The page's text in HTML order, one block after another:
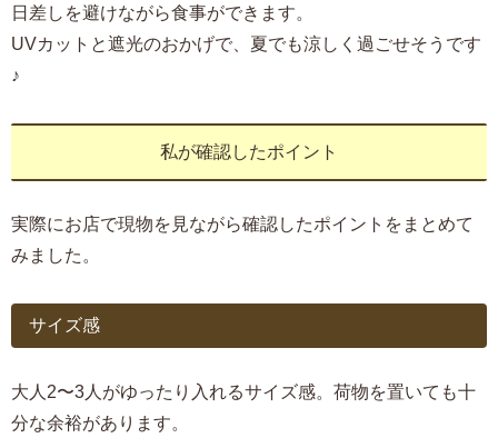
日差しを避けながら食事ができます。
UVカットと遮光のおかげで、夏でも涼しく過ごせそうです
♪
私が確認したポイント
実際にお店で現物を見ながら確認したポイントをまとめて
みました。
サイズ感
大人2〜3人がゆったり入れるサイズ感。荷物を置いても十
分な余裕があります。